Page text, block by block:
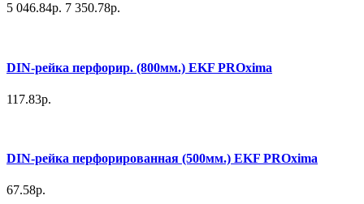
5 046.84р. 7 350.78р.
DIN-рейка перфорир. (800мм.) EKF PROxima
117.83р.
DIN-рейка перфорированная (500мм.) EKF PROxima
67.58р.